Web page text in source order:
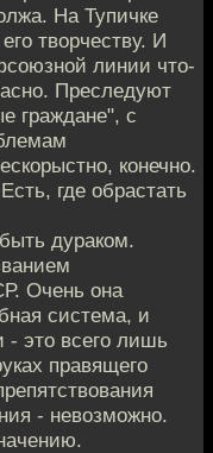
На Тупичке
творчеству. И
линии что-
Преследуют
граждане", с
конечно.
где обрастать
дураком.
Очень она
система, и
- это всего лишь
правящего
- невозможно.